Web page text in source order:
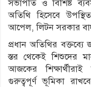
সভাপতি ও বিশিষ্ট
অতিথি হিসেবে
আপেল, লিটন সরকার
প্রধান অতিথির বক্তব্যে
স্তর থেকেই শিশুদের
আজকের
গুরুত্বপূর্ণ ভূমিকা